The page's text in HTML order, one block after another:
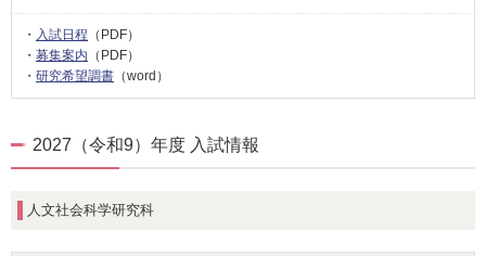
・ 入試日程 （PDF）
・ 募集案内 （PDF）
・ 研究希望調書 （word）
2027（令和9）年度 入試情報
人文社会科学研究科